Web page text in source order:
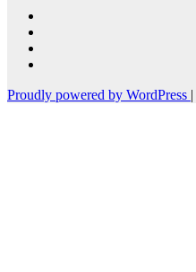
Proudly powered by WordPress |